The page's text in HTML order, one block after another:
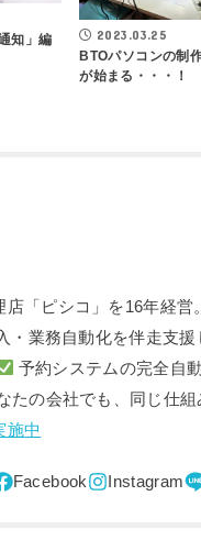
知」編 2023.03.25
BTOパソコンの制
が始まる・・・！
店「ピシコ」を16年経営
・業務自動化を伴走支
予約システムの完全自
たの会社でも、同じ仕組
施中